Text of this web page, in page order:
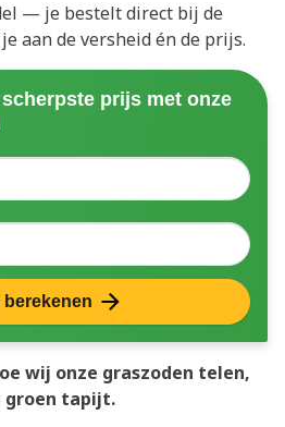
— je bestelt direct bij de
aan de versheid én de prijs.
prijs met onze
berekenen
wij onze graszoden telen,
groen tapijt.